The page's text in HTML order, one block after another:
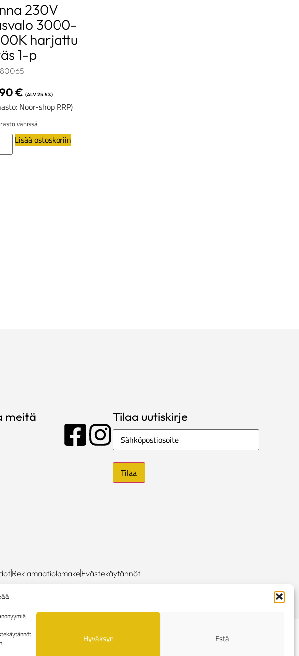
Hyväksyn Estä
230V
3000-
harjattu
1-p
€ (ALV 25.5%)
Noor-shop RRP)
vähissä
Lisää ostoskoriin
meitä Tilaa uutiskirje
Sähköposti
Reklamaatiolomake Evästekäytännöt